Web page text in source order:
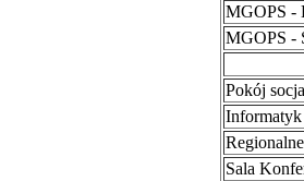
MGOPS -
MGOPS -
Pokój
Informatyk
Sala